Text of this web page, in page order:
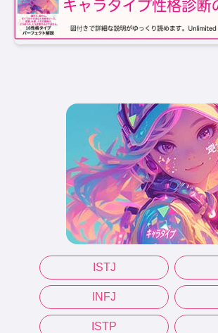
ISTJ
INFJ
ISTP